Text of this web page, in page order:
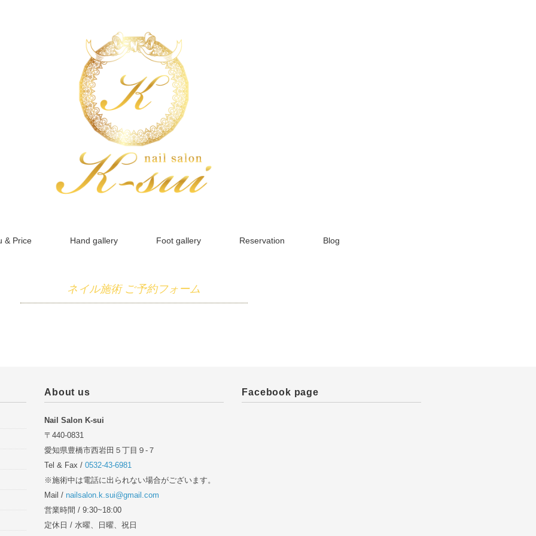
& Price Hand gallery Foot gallery Reservation Blog
ネイル施術 ご予約フォーム
About us
Nail Salon K-sui
〒440-0831
愛知県豊橋市西岩田５丁目９-７
Tel & Fax /0532-43-6981
※施術中は電話に出られない場合がございます。
Mail /nailsalon.k.sui@gmail.com
営業時間 / 9:30~18:00
定休日 / 水曜、日曜、祝日
Facebook page